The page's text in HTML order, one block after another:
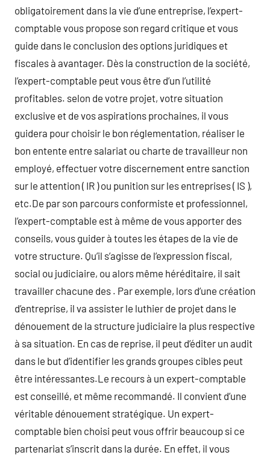
obligatoirement dans la vie d’une entreprise, l’expert-
comptable vous propose son regard critique et vous
guide dans le conclusion des options juridiques et
fiscales à avantager. Dès la construction de la société,
l’expert-comptable peut vous être d’un l’utilité
profitables. selon de votre projet, votre situation
exclusive et de vos aspirations prochaines, il vous
guidera pour choisir le bon réglementation, réaliser le
bon entente entre salariat ou charte de travailleur non
employé, effectuer votre discernement entre sanction
sur le attention ( IR ) ou punition sur les entreprises ( IS ),
etc.De par son parcours conformiste et professionnel,
l’expert-comptable est à même de vous apporter des
conseils, vous guider à toutes les étapes de la vie de
votre structure. Qu’il s’agisse de l’expression fiscal,
social ou judiciaire, ou alors même héréditaire, il sait
travailler chacune des . Par exemple, lors d’une création
d’entreprise, il va assister le luthier de projet dans le
dénouement de la structure judiciaire la plus respective
à sa situation. En cas de reprise, il peut d’éditer un audit
dans le but d’identifier les grands groupes cibles peut
être intéressantes.Le recours à un expert-comptable
est conseillé, et même recommandé. Il convient d’une
véritable dénouement stratégique. Un expert-
comptable bien choisi peut vous offrir beaucoup si ce
partenariat s’inscrit dans la durée. En effet, il vous